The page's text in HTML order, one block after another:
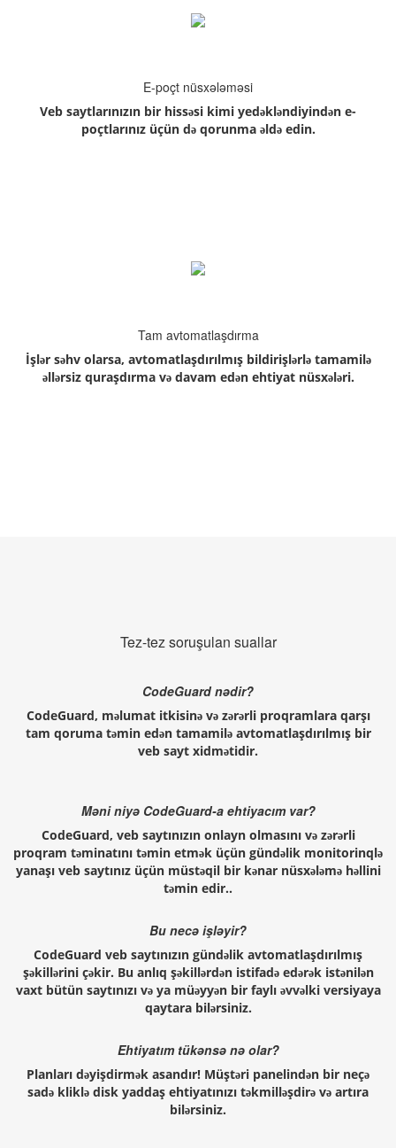
E-poçt nüsxələməsi
Veb saytlarınızın bir hissəsi kimi yedəkləndiyindən e-
poçtlarınız üçün də qorunma əldə edin.
Tam avtomatlaşdırma
İşlər səhv olarsa, avtomatlaşdırılmış bildirişlərlə tamamilə
əllərsiz quraşdırma və davam edən ehtiyat nüsxələri.
Tez-tez soruşulan suallar
CodeGuard nədir?
CodeGuard, məlumat itkisinə və zərərli proqramlara qarşı
tam qoruma təmin edən tamamilə avtomatlaşdırılmış bir
veb sayt xidmətidir.
Məni niyə CodeGuard-a ehtiyacım var?
CodeGuard, veb saytınızın onlayn olmasını və zərərli
proqram təminatını təmin etmək üçün gündəlik monitorinqlə
yanaşı veb saytınız üçün müstəqil bir kənar nüsxələmə həllini
təmin edir..
Bu necə işləyir?
CodeGuard veb saytınızın gündəlik avtomatlaşdırılmış
şəkillərini çəkir. Bu anlıq şəkillərdən istifadə edərək istənilən
vaxt bütün saytınızı və ya müəyyən bir faylı əvvəlki versiyaya
qaytara bilərsiniz.
Ehtiyatım tükənsə nə olar?
Planları dəyişdirmək asandır! Müştəri panelindən bir neçə
sadə kliklə disk yaddaş ehtiyatınızı təkmilləşdirə və artıra
bilərsiniz.